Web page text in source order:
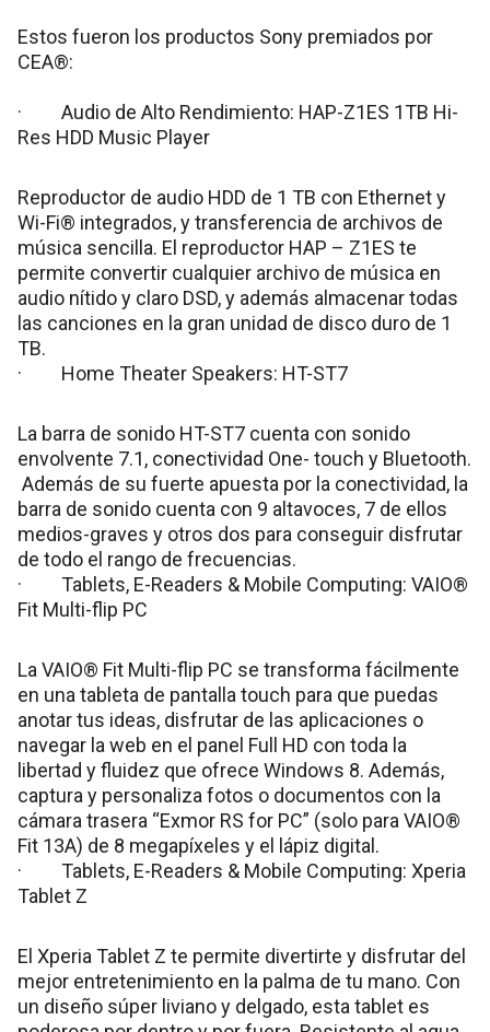
Estos fueron los productos Sony premiados por
CEA®:
· Audio de Alto Rendimiento: HAP-Z1ES 1TB Hi-
Res HDD Music Player
Reproductor de audio HDD de 1 TB con Ethernet y
Wi-Fi® integrados, y transferencia de archivos de
música sencilla. El reproductor HAP – Z1ES te
permite convertir cualquier archivo de música en
audio nítido y claro DSD, y además almacenar todas
las canciones en la gran unidad de disco duro de 1
TB.
· Home Theater Speakers: HT-ST7
La barra de sonido HT-ST7 cuenta con sonido
envolvente 7.1, conectividad One- touch y Bluetooth.
Además de su fuerte apuesta por la conectividad, la
barra de sonido cuenta con 9 altavoces, 7 de ellos
medios-graves y otros dos para conseguir disfrutar
de todo el rango de frecuencias.
· Tablets, E-Readers & Mobile Computing: VAIO®
Fit Multi-flip PC
La VAIO® Fit Multi-flip PC se transforma fácilmente
en una tableta de pantalla touch para que puedas
anotar tus ideas, disfrutar de las aplicaciones o
navegar la web en el panel Full HD con toda la
libertad y fluidez que ofrece Windows 8. Además,
captura y personaliza fotos o documentos con la
cámara trasera “Exmor RS for PC” (solo para VAIO®
Fit 13A) de 8 megapíxeles y el lápiz digital.
· Tablets, E-Readers & Mobile Computing: Xperia
Tablet Z
El Xperia Tablet Z te permite divertirte y disfrutar del
mejor entretenimiento en la palma de tu mano. Con
un diseño súper liviano y delgado, esta tablet es